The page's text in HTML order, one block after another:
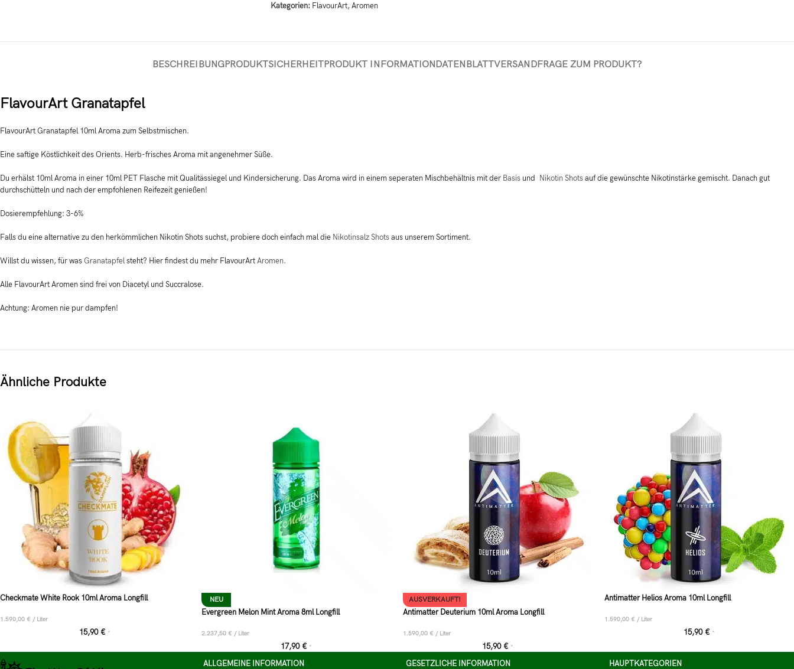
Kategorien: FlavourArt,Aromen
BESCHREIBUNGPRODUKTSICHERHEITPRODUKT INFORMATIONDATENBLATTVERSANDFRAGE ZUM PRODUKT?
FlavourArt Granatapfel
FlavourArt Granatapfel 10ml Aroma zum Selbstmischen.
Eine saftige Köstlichkeit des Orients. Herb-frisches Aroma mit angenehmer Süße.
Du erhälst 10ml Aroma in einer 10ml PET Flasche mit Qualitässiegel und Kindersicherung. Das Aroma wird in einem seperaten Mischbehältnis mit der Basis und Nikotin Shotsauf die gewünschte Nikotinstärke gemischt. Danach gut
durchschütteln und nach der empfohlenen Reifezeit genießen!
Dosierempfehlung: 3-6%
Falls du eine alternative zu den herkömmlichen Nikotin Shots suchst, probiere doch einfach mal die Nikotinsalz Shotsaus unserem Sortiment.
Willst du wissen, für wasGranatapfelsteht? Hier findest du mehr FlavourArtAromen.
Alle FlavourArt Aromen sind frei von Diacetyl und Succralose.
Achtung: Aromen nie pur dampfen!
Ähnliche Produkte
Checkmate White Rook 10ml Aroma Longfill
1.590,00 € / Liter
15,90 € *
NEU
Evergreen Melon Mint Aroma 8ml Longfill
2.237,50 € / Liter
17,90 € *
AUSVERKAUFT!
Antimatter Deuterium 10ml Aroma Longfill
1.590,00 € / Liter
15,90 € *
Antimatter Helios Aroma 10ml Longfill
1.590,00 € / Liter
15,90 € *
ALLGEMEINE INFORMATION GESETZLICHE INFORMATION HAUPTKATEGORIEN